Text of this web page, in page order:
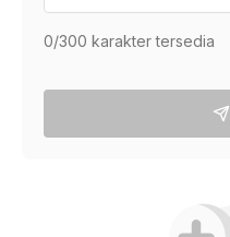
0/300 karakter tersedia